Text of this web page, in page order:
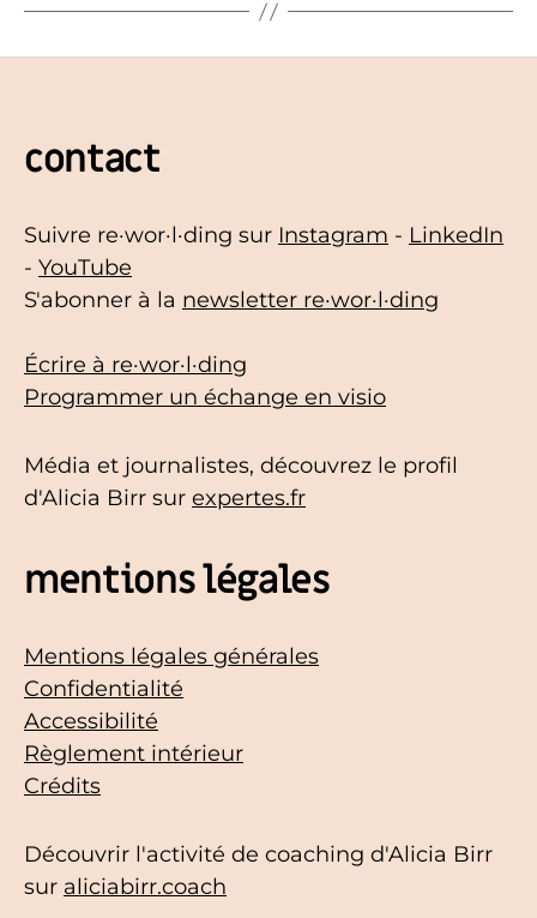
contact
Suivre re·wor·l·ding sur Instagram - LinkedIn
- YouTube
S'abonner à la newsletter re·wor·l·ding
Écrire à re·wor·l·ding
Programmer un échange en visio
Média et journalistes, découvrez le profil
d'Alicia Birr sur expertes.fr
mentions légales
Mentions légales générales
Confidentialité
Accessibilité
Règlement intérieur
Crédits
Découvrir l'activité de coaching d'Alicia Birr
sur aliciabirr.coach